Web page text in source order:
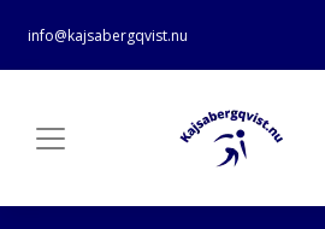
info@kajsabergqvist.nu